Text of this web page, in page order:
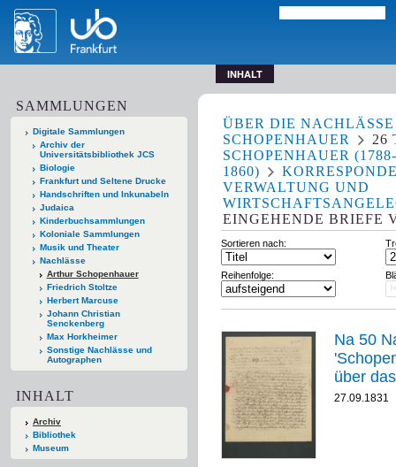
INHALT
SAMMLUNGEN
Digitale Sammlungen
Archiv der
Universitätsbibliothek JCS
Biologie
Frankfurt und Seltene Drucke
Handschriften und Inkunabeln
Judaica
Kinderbuchsammlungen
Koloniale Sammlungen
Musik und Theater
Nachlässe
Arthur Schopenhauer
Friedrich Stoltze
Herbert Marcuse
Johann Christian
Senckenberg
Max Horkheimer
Sonstige Nachlässe und
Autographen
INHALT
Archiv
Bibliothek
Museum
ÜBER DIE NACHLÄSSE
SCHOPENHAUER
26
SCHOPENHAUER (1788-
1860)
VERWALTUNG UND
EINGEHENDE BRIEFE
Sortieren nach:
Reihenfolge:
Na 50
über
27.09.1831